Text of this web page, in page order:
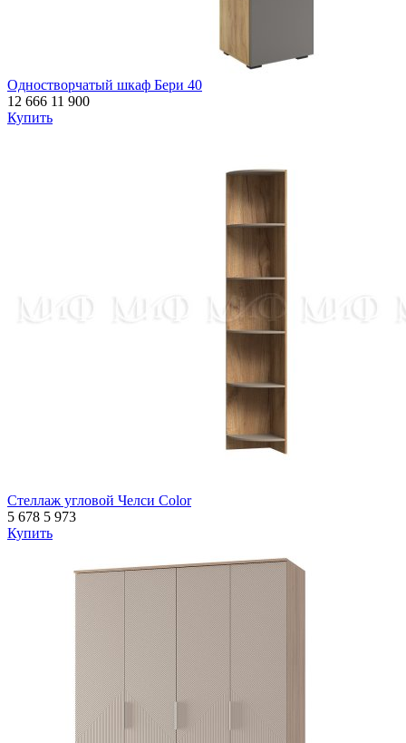
Одностворчатый шкаф Бери 40
12 666 11 900
Купить
Стеллаж угловой Челси Color
5 678 5 973
Купить